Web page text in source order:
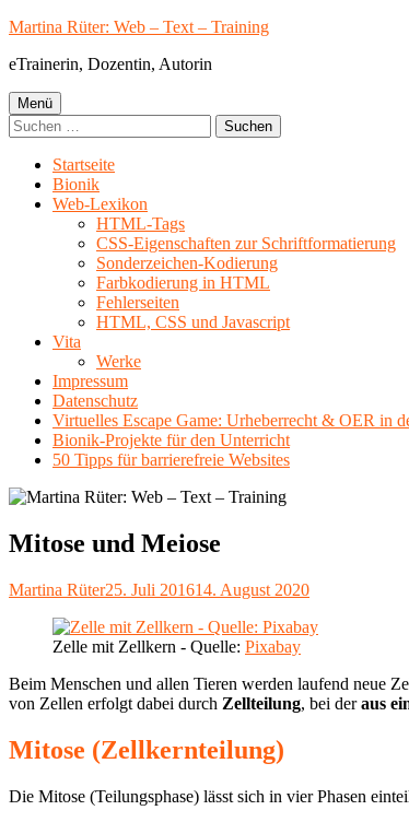
Springe
Inhalt
Martina Rüter: Web – Text – Training
eTrainerin, Dozentin, Autorin
Primäres
Menü
Menü
Suchen
nach:
Startseite
Bionik
Web-Lexikon
HTML-Tags
CSS-Eigenschaften zur Schriftformatierung
Sonderzeichen-Kodierung
Farbkodierung in HTML
Fehlerseiten
HTML, CSS und Javascript
Vita
Werke
Impressum
Datenschutz
Virtuelles Escape Game: Urheberrecht & OER in
Bionik-Projekte für den Unterricht
50 Tipps für barrierefreie Websites
Mitose und Meiose
Autor
Martina RüterVeröffentlicht
25. Juli 201614. August 2020
Zelle mit Zellkern - Quelle: Pixabay
Beim Menschen und allen Tieren werden laufend neue
von Zellen erfolgt dabei durch Zellteilung, bei deraus
Mitose (Zellkernteilung)
Die Mitose (Teilungsphase) lässt sich in vier Phasen